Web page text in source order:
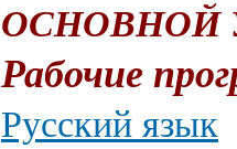
ОСНОВНОЙ
Рабочие
Русский язык